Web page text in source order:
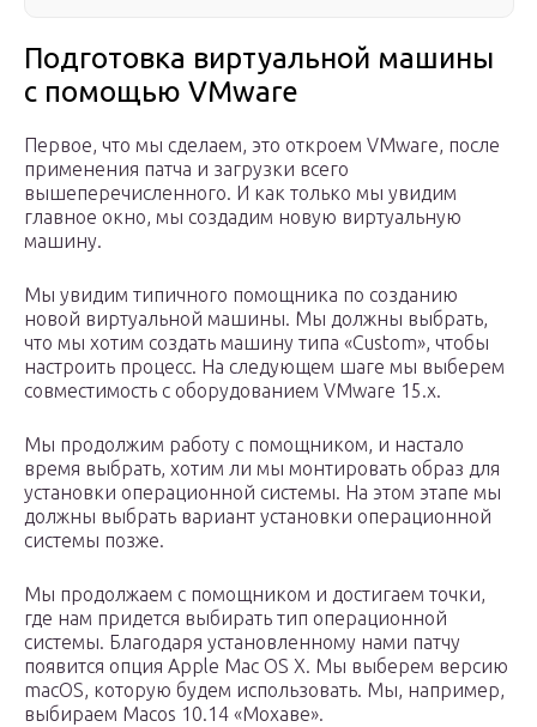
Подготовка виртуальной машины
с помощью VMware
Первое, что мы сделаем, это откроем VMware, после
применения патча и загрузки всего
вышеперечисленного. И как только мы увидим
главное окно, мы создадим новую виртуальную
машину.
Мы увидим типичного помощника по созданию
новой виртуальной машины. Мы должны выбрать,
что мы хотим создать машину типа «Custom», чтобы
настроить процесс. На следующем шаге мы выберем
совместимость с оборудованием VMware 15.x.
Мы продолжим работу с помощником, и настало
время выбрать, хотим ли мы монтировать образ для
установки операционной системы. На этом этапе мы
должны выбрать вариант установки операционной
системы позже.
Мы продолжаем с помощником и достигаем точки,
где нам придется выбирать тип операционной
системы. Благодаря установленному нами патчу
появится опция Apple Mac OS X. Мы выберем версию
macOS, которую будем использовать. Мы, например,
выбираем Macos 10.14 «Мохаве».